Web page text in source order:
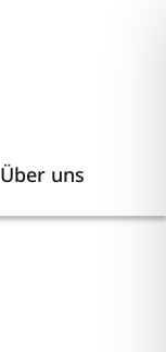
Über uns